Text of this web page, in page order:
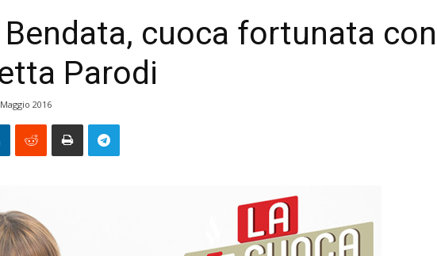
Bendata, cuoca fortunata con
Parodi
2016